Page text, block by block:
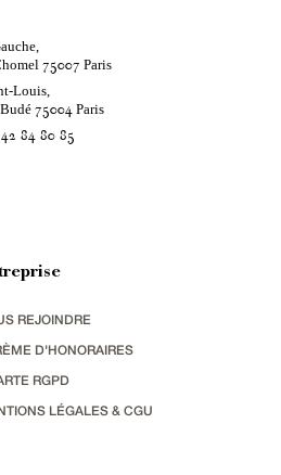
75007 Paris
Louis,
75004Paris
84 80 85
REJOINDRE
D'HONORAIRES
RGPD
LÉGALES & CGU